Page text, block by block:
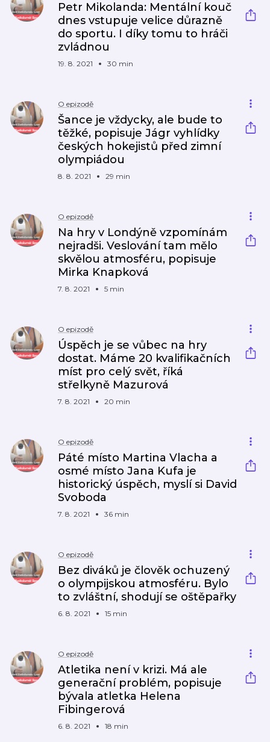
Petr Mikolanda: Mentální kouč
dnes vstupuje velice důrazně
do sportu. I díky tomu to hráči
zvládnou
19. 8. 2021 30 min
O epizodě
Šance je vždycky, ale bude to
těžké, popisuje Jágr vyhlídky
českých hokejistů před zimní
olympiádou
8. 8. 2021 29 min
O epizodě
Na hry v Londýně vzpomínám
nejradši. Veslování tam mělo
skvělou atmosféru, popisuje
Mirka Knapková
7. 8. 2021 5 min
O epizodě
Úspěch je se vůbec na hry
dostat. Máme 20 kvalifikačních
míst pro celý svět, říká
střelkyně Mazurová
7. 8. 2021 20 min
O epizodě
Páté místo Martina Vlacha a
osmé místo Jana Kufa je
historický úspěch, myslí si David
Svoboda
7. 8. 2021 36 min
O epizodě
Bez diváků je člověk ochuzený
o olympijskou atmosféru. Bylo
to zvláštní, shodují se oštěpařky
6. 8. 2021 15 min
O epizodě
Atletika není v krizi. Má ale
generační problém, popisuje
bývala atletka Helena
Fibingerová
6. 8. 2021 18 min